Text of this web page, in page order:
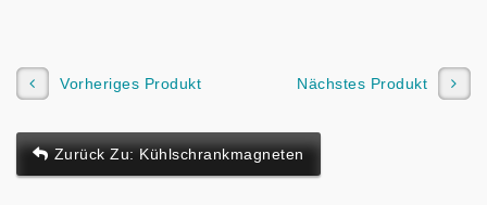
Nächstes Produkt
Vorheriges Produkt
Zurück Zu: Kühlschrankmagneten